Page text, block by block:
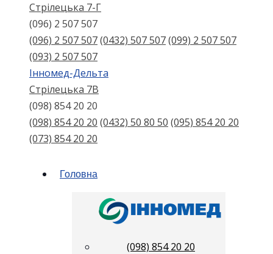
Стрілецька 7-Г
(096) 2 507 507
(096) 2 507 507(0432) 507 507(099) 2 507 507
(093) 2 507 507
Інномед-Дельта
Стрілецька 7В
(098) 854 20 20
(098) 854 20 20 (0432) 50 80 50 (095) 854 20 20
(073) 854 20 20
Головна
(098) 854 20 20